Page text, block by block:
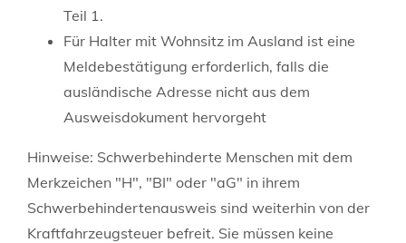
Teil 1.
Für Halter mit Wohnsitz im Ausland ist eine
Meldebestätigung erforderlich, falls die
ausländische Adresse nicht aus dem
Ausweisdokument hervorgeht
Hinweise: Schwerbehinderte Menschen mit dem
Merkzeichen "H", "BI" oder "aG" in ihrem
Schwerbehindertenausweis sind weiterhin von der
Kraftfahrzeugsteuer befreit. Sie müssen keine